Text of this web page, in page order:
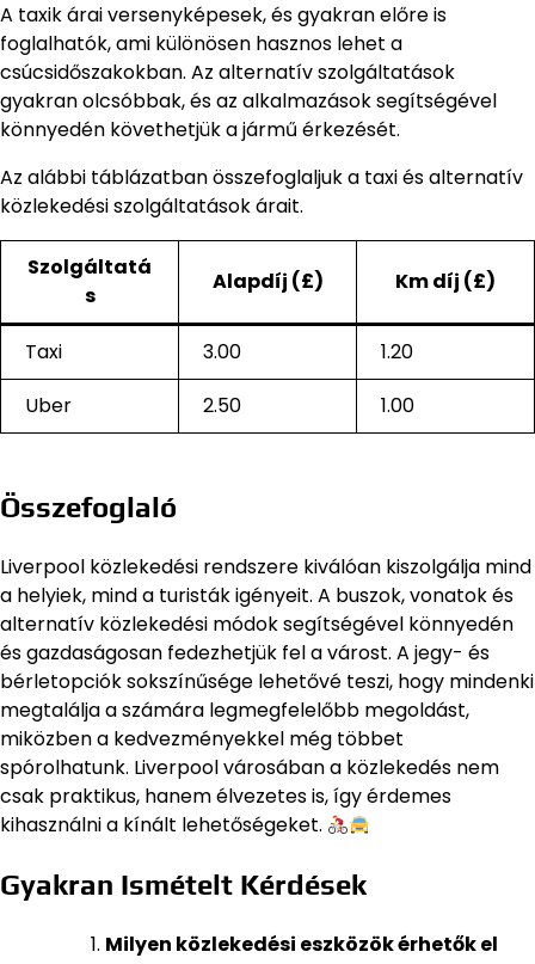
A taxik árai versenyképesek, és gyakran előre is
foglalhatók, ami különösen hasznos lehet a
csúcsidőszakokban. Az alternatív szolgáltatások
gyakran olcsóbbak, és az alkalmazások segítségével
könnyedén követhetjük a jármű érkezését.
Az alábbi táblázatban összefoglaljuk a taxi és alternatív
közlekedési szolgáltatások árait.
Szolgáltatá
s
Alapdíj (£) Km díj (£)
Taxi 3.00
1.20
Uber
2.50 1.00
Összefoglaló
Liverpool közlekedési rendszere kiválóan kiszolgálja mind
a helyiek, mind a turisták igényeit. A buszok, vonatok és
alternatív közlekedési módok segítségével könnyedén
és gazdaságosan fedezhetjük fel a várost. A jegy- és
bérletopciók sokszínűsége lehetővé teszi, hogy mindenki
megtalálja a számára legmegfelelőbb megoldást,
miközben a kedvezményekkel még többet
spórolhatunk. Liverpool városában a közlekedés nem
csak praktikus, hanem élvezetes is, így érdemes
kihasználni a kínált lehetőségeket.
Gyakran Ismételt Kérdések
Milyen közlekedési eszközök érhetők el